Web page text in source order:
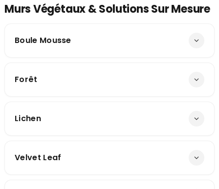
Murs Végétaux & Solutions Sur Mesure
Boule Mousse
Forêt
Lichen
Velvet Leaf